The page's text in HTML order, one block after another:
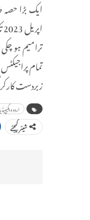
زبردست
اردو ویکیپیڈیا
شیئر کیجئے